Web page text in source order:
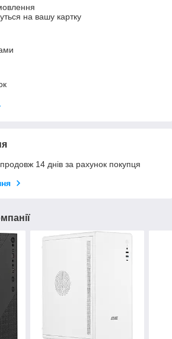
на вашу картку
14 днів за рахунок покупця